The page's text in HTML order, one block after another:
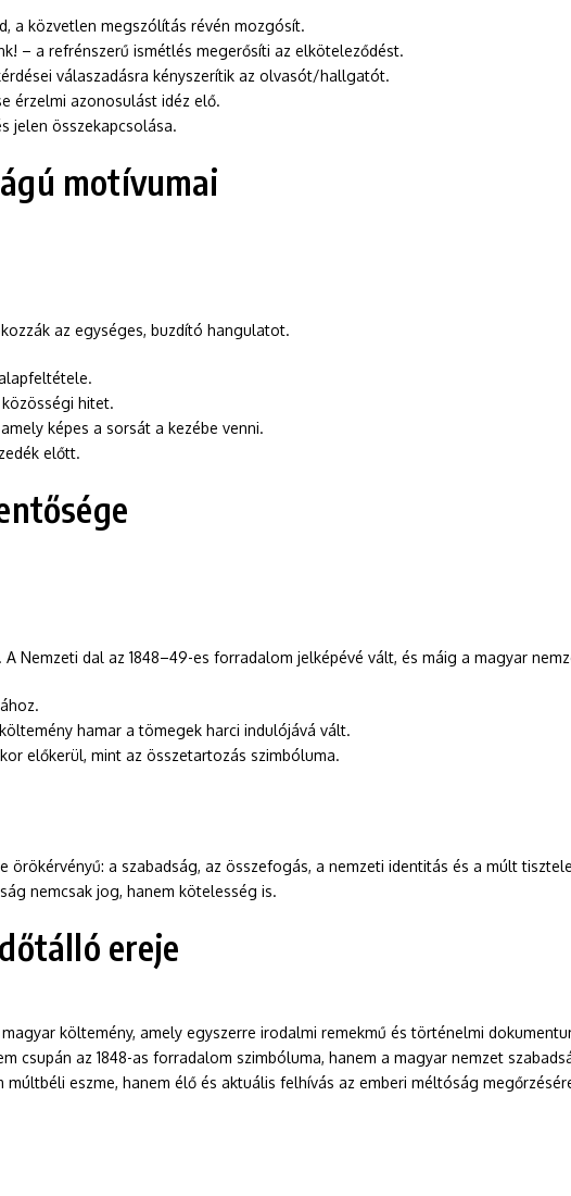
a közvetlen megszólítás révén mozgósít.
– a refrénszerű ismétlés megerősíti az elköteleződést.
válaszadásra kényszerítik az olvasót/hallgatót.
érzelmi azonosulást idéz elő.
jelen összekapcsolása.
motívumai
az egységes, buzdító hangulatot.
hitet.
képes a sorsát a kezébe venni.
előtt.
Nemzeti dal az 1848–49-es forradalom jelképévé vált, és máig a magyar
hamar a tömegek harci indulójává vált.
előkerül, mint az összetartozás szimbóluma.
a szabadság, az összefogás, a nemzeti identitás és a múlt
nemcsak jog, hanem kötelesség is.
ereje
költemény, amely egyszerre irodalmi remekmű és történelmi
csupán az 1848-as forradalom szimbóluma, hanem a magyar nemzet
eszme, hanem élő és aktuális felhívás az emberi méltóság